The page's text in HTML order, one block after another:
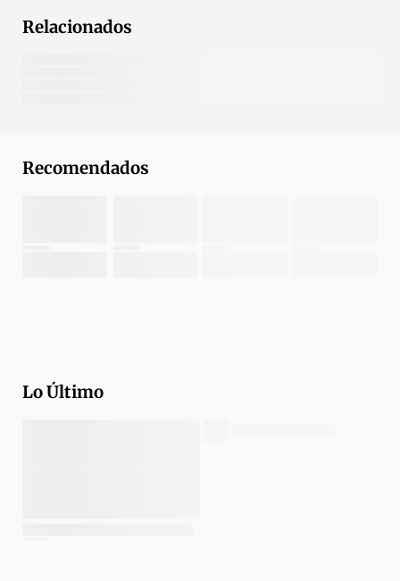
Relacionados
Recomendados
Lo Último